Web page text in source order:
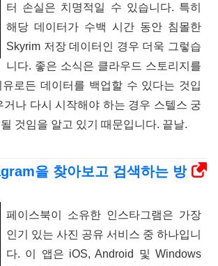
터 손실은 치명적일 수 있습니다. 특히
해당 데이터가 수백 시간 동안 침몰한
Skyrim 저장 데이터인 경우 더욱 그렇습
니다. 좋은 소식은 클라우드 스토리지를
로든 데이터를 백업할 수 있다는 것입
거나 다시 시작해야 하는 경우 스텔스 궁
것임을 알고 있기 때문입니다. 끝날.
을 찾아보고 검색하는 방
페이스북이 소유한 인스타그램은 가장
인기 있는 사진 공유 서비스 중 하나입니
다. 이 앱은 iOS, Android 및 Windows